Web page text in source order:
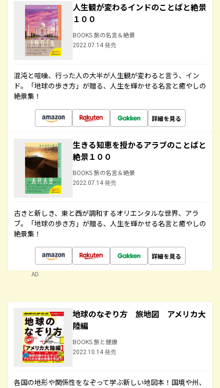
人生観が変わるインドのことばと絶景
１００
BOOKS 旅の名言＆絶景
2022.07.14 発売
混沌と喧噪、行った人の大半が人生観が変わると言う、イン
ド。「地球の歩き方」が贈る、人生を輝かせる名言と癒やしの
絶景集！
詳細を見る
生きる知恵を授かるアラブのことばと
絶景１００
BOOKS 旅の名言＆絶景
2022.07.14 発売
古きと新しき、東と西が調和するオリエンタルな世界、アラ
ブ。「地球の歩き方」が贈る、人生を輝かせる名言と癒やしの
絶景集！
詳細を見る
AD
地球のなぞり方 旅地図 アメリカ大
陸編
BOOKS 旅と健康
2022.10.14 発売
各国の地形や関係性をなぞって学ぶ新しい地図本！国境や州、